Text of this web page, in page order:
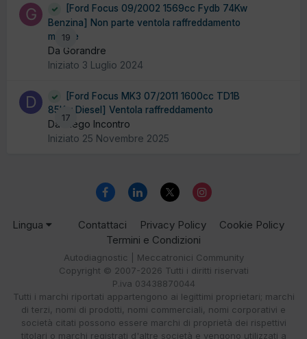
19
[Ford Focus 09/2002 1569cc Fydb 74Kw
Benzina] Non parte ventola raffreddamento
motore
Da Gorandre
Iniziato 3 Luglio 2024
17
[Ford Focus MK3 07/2011 1600cc TD1B
85Kw Diesel] Ventola raffreddamento
Da Diego Incontro
Iniziato 25 Novembre 2025
Lingua Contattaci Privacy Policy
Cookie Policy
Termini e Condizioni
Autodiagnostic | Meccatronici Community
Copyright © 2007-2026 Tutti i diritti riservati
P.iva 03438870044
Tutti i marchi riportati appartengono ai legittimi proprietari; marchi
di terzi, nomi di prodotti, nomi commerciali, nomi corporativi e
società citati possono essere marchi di proprietà dei rispettivi
titolari o marchi registrati d'altre società e vengono utilizzati a